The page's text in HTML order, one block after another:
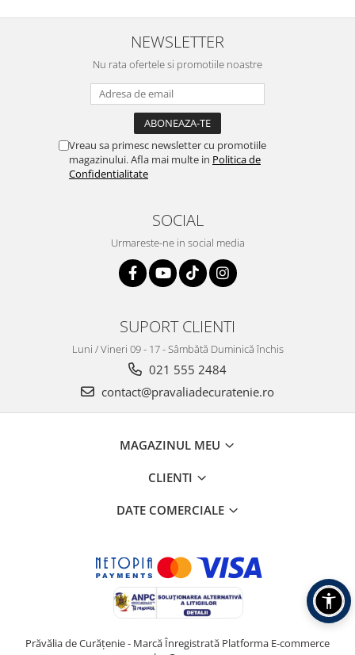
NEWSLETTER
Nu rata ofertele si promotiile noastre
Vreau sa primesc newsletter cu promotiile
magazinului. Afla mai multe in Politica de
Confidentialitate
SOCIAL
Urmareste-ne in social media
SUPORT CLIENTI
Luni / Vineri 09 - 17 - Sâmbătă Duminică închis
021 555 2484
contact@pravaliadecuratenie.ro
MAGAZINUL MEU
CLIENTI
DATE COMERCIALE
Prăvălia de Curățenie - Marcă Înregistrată Platforma E-commerce